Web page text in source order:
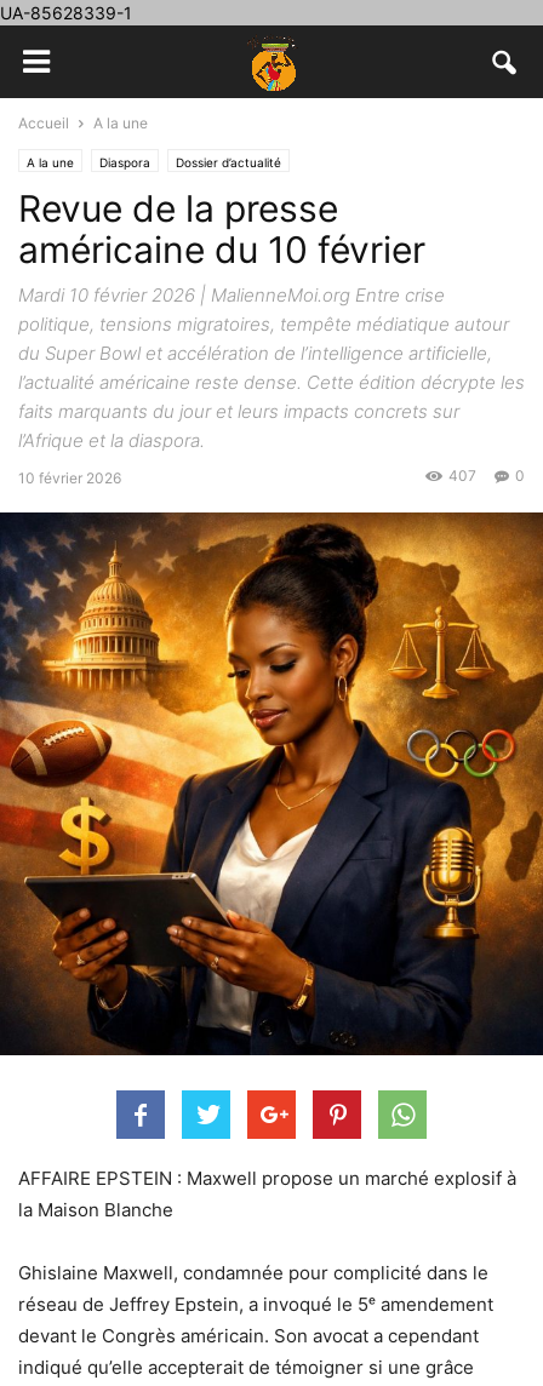
UA-85628339-1
Accueil A la une
A la une Diaspora Dossier d’actualité
Revue de la presse
américaine du 10 février
Mardi 10 février 2026 | MalienneMoi.org Entre crise
politique, tensions migratoires, tempête médiatique autour
du Super Bowl et accélération de l’intelligence artificielle,
l’actualité américaine reste dense. Cette édition décrypte les
faits marquants du jour et leurs impacts concrets sur
l’Afrique et la diaspora.
10 février 2026 0
407
AFFAIRE EPSTEIN : Maxwell propose un marché explosif à
la Maison Blanche
Ghislaine Maxwell, condamnée pour complicité dans le
réseau de Jeffrey Epstein, a invoqué le 5ᵉ amendement
devant le Congrès américain. Son avocat a cependant
indiqué qu’elle accepterait de témoigner si une grâce